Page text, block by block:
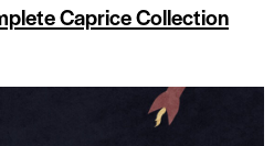
Caprice Collection